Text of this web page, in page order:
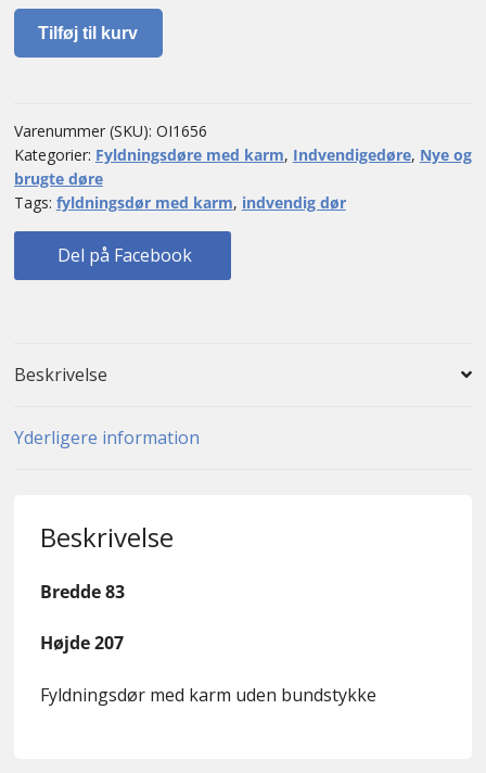
Fyldningsdør
med
bundstykke
antal
Tilføj til kurv
Varenummer (SKU): OI1656
Kategorier: Fyldningsdøre med karm, Indvendigedøre, Nye og
brugte døre
Tags: fyldningsdør med karm, indvendig dør
Del på Facebook
Beskrivelse
Yderligere information
Beskrivelse
Bredde 83
Højde 207
Fyldningsdør med karm uden bundstykke